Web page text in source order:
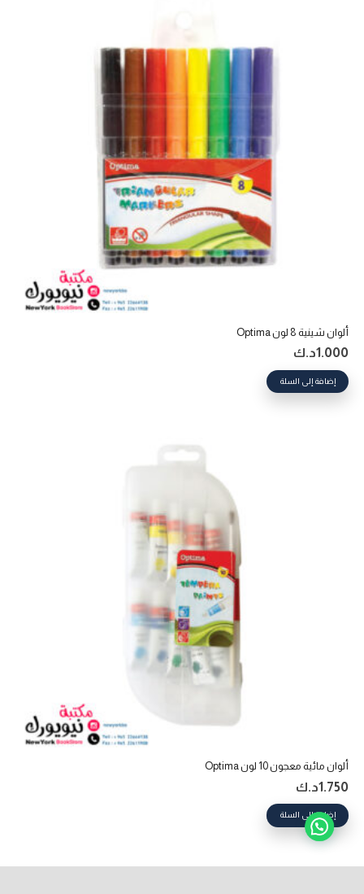
ألوان شينية 8 لون Optima
1.000د.ك
إضافة إلى السلة
ألوان مائية معجون 10 لون Optima
1.750د.ك
إضافة إلى السلة